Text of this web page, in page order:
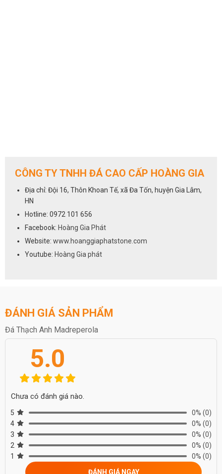
CÔNG TY TNHH ĐÁ CAO CẤP HOÀNG GIA
Địa chỉ: Đội 16, Thôn Khoan Tế, xã Đa Tốn, huyện Gia Lâm,
HN
Hotline: 0972 101 656
Facebook: Hoàng Gia Phát
Website: www.hoanggiaphatstone.com
Youtube: Hoàng Gia phát
ĐÁNH GIÁ SẢN PHẨM
Đá Thạch Anh Madreperola
5.0
Chưa có đánh giá nào.
5 0% (0)
4
0% (0)
3
0% (0)
2
0% (0)
1
0% (0)
ĐÁNH GIÁ NGAY